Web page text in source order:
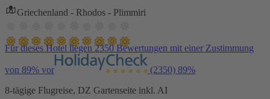
Griechenland - Rhodos - Plimmiri
Für dieses Hotel liegen 2350 Bewertungen mit einer Zustimmung
von 89% vor (2350) 89%
8-tägige Flugreise, DZ Gartenseite inkl. AI